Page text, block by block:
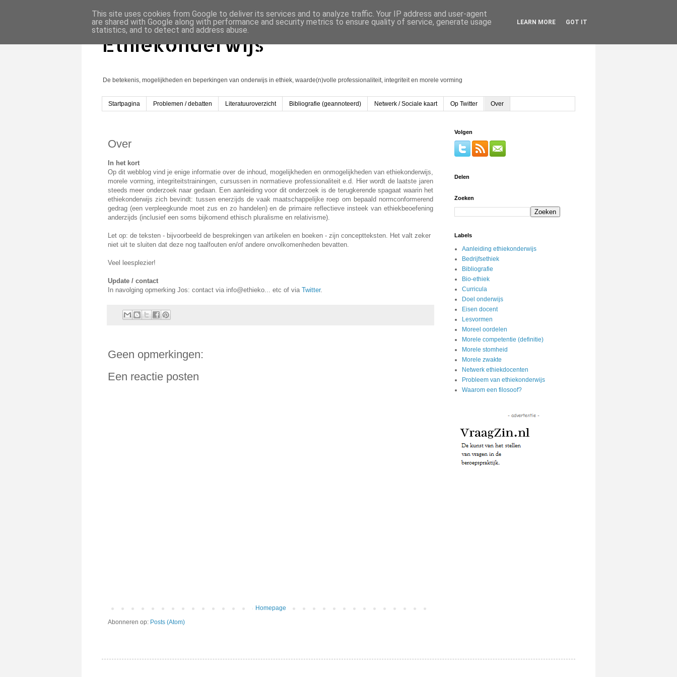
Ethiekonderwijs
De betekenis, mogelijkheden en beperkingen van onderwijs in ethiek, waarde(n)volle professionaliteit, integriteit en morele vorming
Startpagina Problemen / debatten Literatuuroverzicht Bibliografie (geannoteerd) Netwerk / Sociale kaart Op Twitter Over
Over
In het kort
Op dit webblog vind je enige informatie over de inhoud, mogelijkheden en onmogelijkheden van ethiekonderwijs,
morele vorming, integriteitstrainingen, cursussen in normatieve professionaliteit e.d. Hier wordt de laatste jaren
steeds meer onderzoek naar gedaan. Een aanleiding voor dit onderzoek is de terugkerende spagaat waarin het
ethiekonderwijs zich bevindt: tussen enerzijds de vaak maatschappelijke roep om bepaald normconformerend
gedrag (een verpleegkunde moet zus en zo handelen) en de primaire reflectieve insteek van ethiekbeoefening
anderzijds (inclusief een soms bijkomend ethisch pluralisme en relativisme).
Let op: de teksten - bijvoorbeeld de besprekingen van artikelen en boeken - zijn conceptteksten. Het valt zeker
niet uit te sluiten dat deze nog taalfouten en/of andere onvolkomenheden bevatten.
Veel leesplezier!
Update / contact
In navolging opmerking Jos: contact via info@ethieko... etc of via Twitter.
Geen opmerkingen:
Een reactie posten
Homepage
Abonneren op: Posts (Atom)
Volgen
Delen
Zoeken
Labels
Aanleiding ethiekonderwijs
Bedrijfsethiek
Bibliografie
Bio-ethiek
Curricula
Doel onderwijs
Eisen docent
Lesvormen
Moreel oordelen
Morele competentie (definitie)
Morele stomheid
Morele zwakte
Netwerk ethiekdocenten
Probleem van ethiekonderwijs
Waarom een filosoof?
This site uses cookies from Google to deliver its services and to analyze traffic. Your IP address and user-agent
are shared with Google along with performance and security metrics to ensure quality of service, generate usage
statistics, and to detect and address abuse.
LEARN MORE GOT IT